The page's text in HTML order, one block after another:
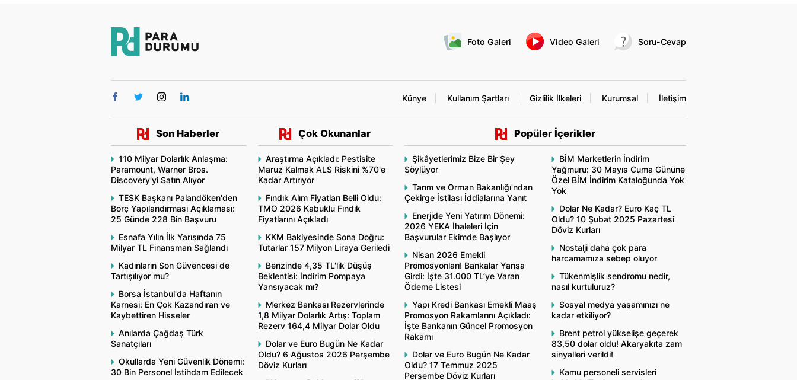
Foto Galeri Video Galeri Soru-Cevap
Künye Kullanım Şartları Gizlilik İlkeleri Kurumsal İletişim
Son Haberler
110 Milyar Dolarlık Anlaşma:
Paramount, Warner Bros.
Discovery'yi Satın Alıyor
TESK Başkanı Palandöken'den
Borç Yapılandırması Açıklaması:
25 Günde 228 Bin Başvuru
Esnafa Yılın İlk Yarısında 75
Milyar TL Finansman Sağlandı
Kadınların Son Güvencesi de
Tartışılıyor mu?
Borsa İstanbul'da Haftanın
Karnesi: En Çok Kazandıran ve
Kaybettiren Hisseler
Anılarda Çağdaş Türk
Sanatçıları
Okullarda Yeni Güvenlik Dönemi:
30 Bin Personel İstihdam Edilecek
Çok Okunanlar
Araştırma Açıkladı: Pestisite
Maruz Kalmak ALS Riskini %70'e
Kadar Artırıyor
Fındık Alım Fiyatları Belli Oldu:
TMO 2026 Kabuklu Fındık
Fiyatlarını Açıkladı
KKM Bakiyesinde Sona Doğru:
Tutarlar 157 Milyon Liraya Geriledi
Benzinde 4,35 TL'lik Düşüş
Beklentisi: İndirim Pompaya
Yansıyacak mı?
Merkez Bankası Rezervlerinde
1,8 Milyar Dolarlık Artış: Toplam
Rezerv 164,4 Milyar Dolar Oldu
Dolar ve Euro Bugün Ne Kadar
Oldu? 6 Ağustos 2026 Perşembe
Döviz Kurları
Popüler İçerikler
Şikâyetlerimiz Bize Bir Şey
Söylüyor
Tarım ve Orman Bakanlığı'ndan
Çekirge İstilası İddialarına Yanıt
Enerjide Yeni Yatırım Dönemi:
2026 YEKA İhaleleri İçin
Başvurular Ekimde Başlıyor
Nisan 2026 Emekli
Promosyonları! Bankalar Yarışa
Girdi: İşte 31.000 TL’ye Varan
Ödeme Listesi
Yapı Kredi Bankası Emekli Maaş
Promosyon Rakamlarını Açıkladı:
İşte Bankanın Güncel Promosyon
Rakamı
Dolar ve Euro Bugün Ne Kadar
Oldu? 17 Temmuz 2025
Perşembe Döviz Kurları
BİM Marketlerin İndirim
Yağmuru: 30 Mayıs Cuma Gününe
Özel BİM İndirim Kataloğunda Yok
Yok
Dolar Ne Kadar? Euro Kaç TL
Oldu? 10 Şubat 2025 Pazartesi
Döviz Kurları
Nostalji daha çok para
harcamamıza sebep oluyor
Tükenmişlik sendromu nedir,
nasıl kurtuluruz?
Sosyal medya yaşamınızı ne
kadar etkiliyor?
Brent petrol yükselişe geçerek
83,50 dolar oldu! Akaryakıta zam
sinyalleri verildi!
Kamu personeli servisleri